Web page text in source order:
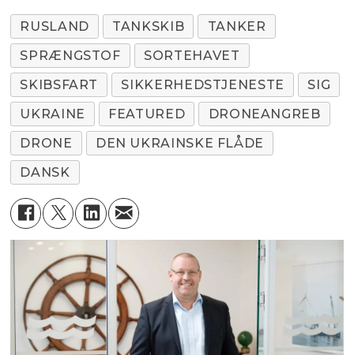
RUSLAND TANKSKIB
TANKER
SPRÆNGSTOF
SORTEHAVET
SKIBSFART
SIKKERHEDSTJENESTE
SIG
UKRAINE
FEATURED
DRONEANGREB
DRONE
DEN UKRAINSKE FLÅDE
DANSK